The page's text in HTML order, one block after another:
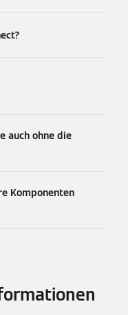
auch ohne die
Komponenten